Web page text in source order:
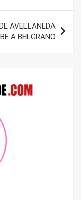
AVELLANEDA
A BELGRANO